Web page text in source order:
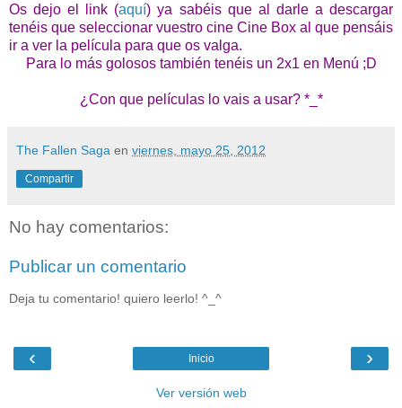
Os dejo el link (aquí) ya sabéis que al darle a descargar
tenéis que seleccionar vuestro cine Cine Box al que pensáis
ir a ver la película para que os valga.
Para lo más golosos también tenéis un 2x1 en Menú ;D
¿Con que películas lo vais a usar? *_*
The Fallen Saga en viernes, mayo 25, 2012
Compartir
No hay comentarios:
Publicar un comentario
Deja tu comentario! quiero leerlo! ^_^
‹ ›
Inicio
Ver versión web